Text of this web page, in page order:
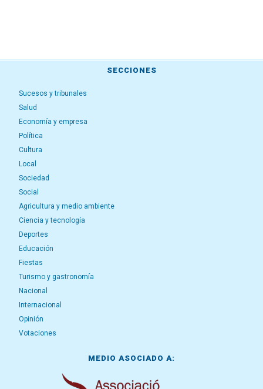
SECCIONES
Sucesos y tribunales
Salud
Economía y empresa
Política
Cultura
Local
Sociedad
Social
Agricultura y medio ambiente
Ciencia y tecnología
Deportes
Educación
Fiestas
Turismo y gastronomía
Nacional
Internacional
Opinión
Votaciones
MEDIO ASOCIADO A: